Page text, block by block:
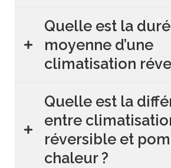
Quelle est la
moyenne d’une
climatisation
Quelle est la
entre
réversible et
chaleur ?